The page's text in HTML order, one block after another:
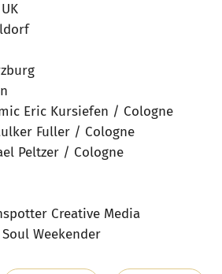
Eric Kursiefen / Cologne
Fuller / Cologne
Peltzer / Cologne
Creative Media
Weekender